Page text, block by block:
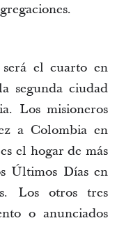
el cuarto en
segunda ciudad
Los misioneros
a Colombia en
el hogar de más
Últimos Días en
Los otros tres
o anunciados